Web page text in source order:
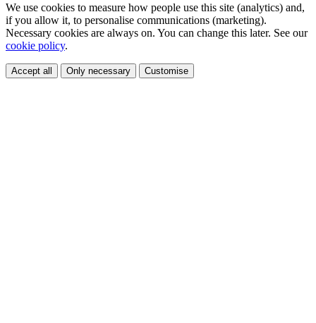
We use cookies to measure how people use this site (analytics) and,
if you allow it, to personalise communications (marketing).
Necessary cookies are always on. You can change this later. See our
cookie policy.
Accept all Only necessary Customise